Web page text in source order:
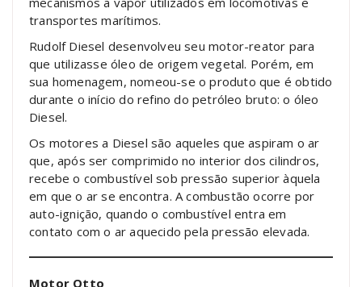
transportes marítimos.
Rudolf Diesel desenvolveu seu motor-reator para
que utilizasse óleo de origem vegetal. Porém, em
sua homenagem, nomeou-se o produto que é obtido
durante o início do refino do petróleo bruto: o óleo
Diesel.
Os motores a Diesel são aqueles que aspiram o ar
que, após ser comprimido no interior dos cilindros,
recebe o combustível sob pressão superior àquela
em que o ar se encontra. A combustão ocorre por
auto-ignição, quando o combustível entra em
contato com o ar aquecido pela pressão elevada.
Motor Otto